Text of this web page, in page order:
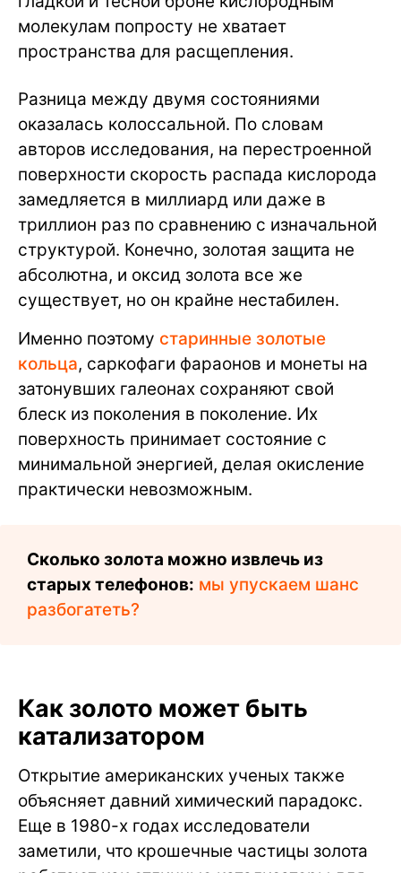
молекулам попросту не хватает
пространства для расщепления.
Разница между двумя состояниями
оказалась колоссальной. По словам
авторов исследования, на перестроенной
поверхности скорость распада кислорода
замедляется в миллиард или даже в
триллион раз по сравнению с изначальной
структурой. Конечно, золотая защита не
абсолютна, и оксид золота все же
существует, но он крайне нестабилен.
Именно поэтому старинные золотые
кольца, саркофаги фараонов и монеты на
затонувших галеонах сохраняют свой
блеск из поколения в поколение. Их
поверхность принимает состояние с
минимальной энергией, делая окисление
практически невозможным.
Сколько золота можно извлечь из
старых телефонов: мы упускаем шанс
разбогатеть?
Как золото может быть
катализатором
Открытие американских ученых также
объясняет давний химический парадокс.
Еще в 1980-х годах исследователи
заметили, что крошечные частицы золота